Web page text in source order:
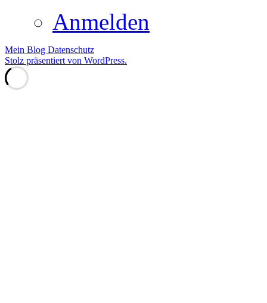
Anmelden
Mein Blog Datenschutz
Stolz präsentiert von WordPress.